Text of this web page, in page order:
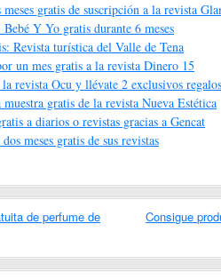
meses gratis de suscripción a la revista
Y Yo gratis durante 6 meses
Revista turística del Valle de Tena
un mes gratis a la revista Dinero 15
revista Ocu y llévate 2 exclusivos regalos
muestra gratis de la revista Nueva Estética
a diarios o revistas gracias a Gencat
meses gratis de sus revistas
de perfume de
Consigue